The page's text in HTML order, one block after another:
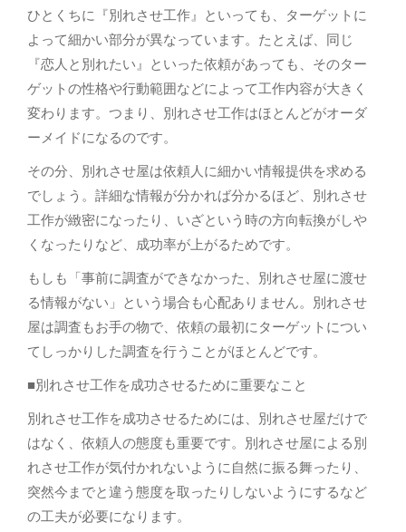
ひとくちに『別れさせ工作』といっても、ターゲットに
よって細かい部分が異なっています。たとえば、同じ
『恋人と別れたい』といった依頼があっても、そのター
ゲットの性格や行動範囲などによって工作内容が大きく
変わります。つまり、別れさせ工作はほとんどがオーダ
ーメイドになるのです。
その分、別れさせ屋は依頼人に細かい情報提供を求める
でしょう。詳細な情報が分かれば分かるほど、別れさせ
工作が緻密になったり、いざという時の方向転換がしや
くなったりなど、成功率が上がるためです。
もしも「事前に調査ができなかった、別れさせ屋に渡せ
る情報がない」という場合も心配ありません。別れさせ
屋は調査もお手の物で、依頼の最初にターゲットについ
てしっかりした調査を行うことがほとんどです。
■別れさせ工作を成功させるために重要なこと
別れさせ工作を成功させるためには、別れさせ屋だけで
はなく、依頼人の態度も重要です。別れさせ屋による別
れさせ工作が気付かれないように自然に振る舞ったり、
突然今までと違う態度を取ったりしないようにするなど
の工夫が必要になります。